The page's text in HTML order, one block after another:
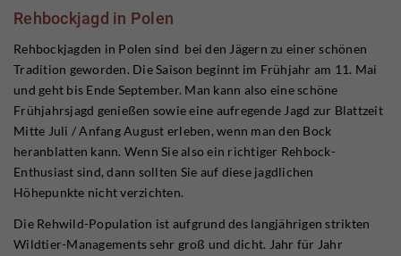
Rehbockjagd in Polen
Rehbockjagden in Polen sind bei den Jägern zu einer schönen
Tradition geworden. Die Saison beginnt im Frühjahr am 11. Mai
und geht bis Ende September. Man kann also eine schöne
Frühjahrsjagd genießen sowie eine aufregende Jagd zur Blattzeit
Mitte Juli / Anfang August erleben, wenn man den Bock
heranblatten kann. Wenn Sie also ein richtiger Rehbock-
Enthusiast sind, dann sollten Sie auf diese jagdlichen
Höhepunkte nicht verzichten.
Die Rehwild-Population ist aufgrund des langjährigen strikten
Wildtier-Managements sehr groß und dicht. Jahr für Jahr